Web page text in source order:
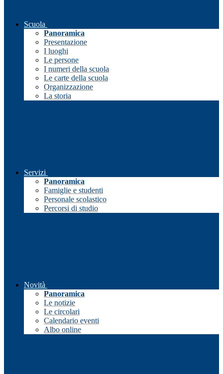
Scuola
Panoramica
Presentazione
I luoghi
Le persone
I numeri della scuola
Le carte della scuola
Organizzazione
La storia
Servizi
Panoramica
Famiglie e studenti
Personale scolastico
Percorsi di studio
Novità
Panoramica
Le notizie
Le circolari
Calendario eventi
Albo online